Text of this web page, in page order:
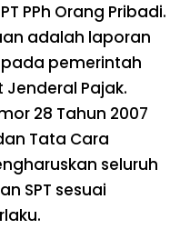
PPh Orang Pribadi.
adalah laporan
pemerintah
Pajak.
28 Tahun 2007
Tata Cara
seluruh
SPT sesuai